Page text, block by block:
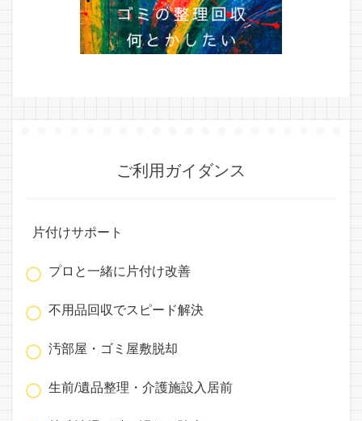
ご利用ガイダンス
片付けサポート
プロと一緒に片付け改善
不用品回収でスピード解決
汚部屋・ゴミ屋敷脱却
生前/遺品整理・介護施設入居前